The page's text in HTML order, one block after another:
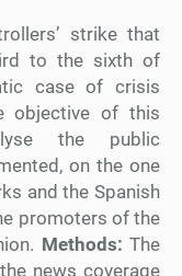
strike that
to the sixth of
case of crisis
objective of this
the public
on the one
and the Spanish
promoters of the
Methods:The
news coverage